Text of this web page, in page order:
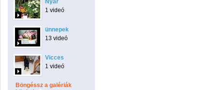
Nyár
1 videó
ünnepek
13 videó
Vicces
1 videó
Böngéssz a galériák